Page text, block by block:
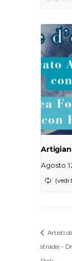
Agosto
Artisti di
strada –